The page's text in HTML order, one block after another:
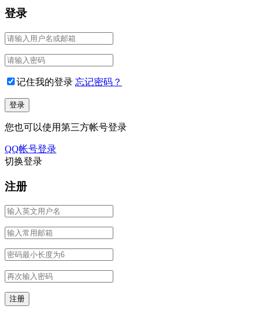
登录
记住我的登录 忘记密码？
您也可以使用第三方帐号登录
QQ帐号登录
切换登录
注册